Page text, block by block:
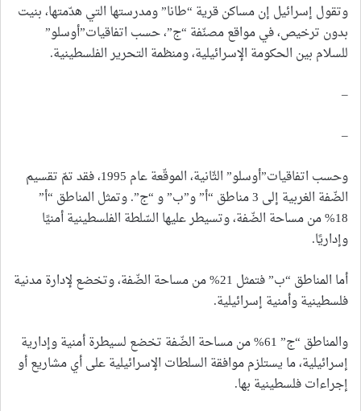
وتقول إسرائيل إن مساكن قرية “طانا” ومدرستها التي هدّمتها، بنيت
بدون ترخيص، في مواقع مصنّفة “ج”، حسب اتفاقيات”أوسلو”
للسلام بين الحكومة الإسرائيلية، ومنظمة التحرير الفلسطينية.
–
–
وحسب اتفاقيات”أوسلو” الثّانية، الموقّعة عام 1995، فقد تمّ تقسيم
الضّفة الغربية إلى 3 مناطق “أ” و”ب” و “ج”. وتمثل المناطق “أ”
18% من مساحة الضّفة، وتسيطر عليها السّلطة الفلسطينية أمنيًا
وإداريًا.
أما المناطق “ب” فتمثل 21% من مساحة الضّفة، وتخضع لإدارة مدنية
فلسطينية وأمنية إسرائيلية.
والمناطق “ج” 61% من مساحة الضّفة تخضع لسيطرة أمنية وإدارية
إسرائيلية، ما يستلزم موافقة السلطات الإسرائيلية على أي مشاريع أو
إجراءات فلسطينية بها.